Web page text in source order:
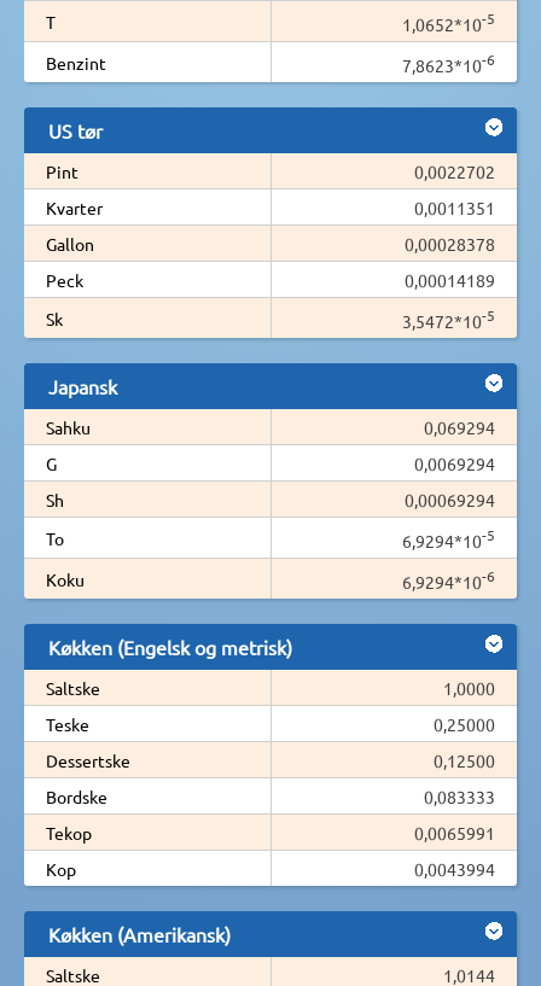
T 1,0652*10-5
Benzint 7,8623*10-6
US tør
Pint
0,0022702
Kvarter
0,0011351
Gallon
0,00028378
Peck
0,00014189
Sk
3,5472*10-5
Japansk
Sahku
0,069294
G
0,0069294
Sh
0,00069294
To
6,9294*10-5
Koku 6,9294*10-6
Køkken (Engelsk og metrisk)
Saltske
1,0000
Teske
0,25000
Dessertske
0,12500
Bordske
0,083333
Tekop
0,0065991
Kop
0,0043994
Køkken (Amerikansk)
Saltske
1,0144